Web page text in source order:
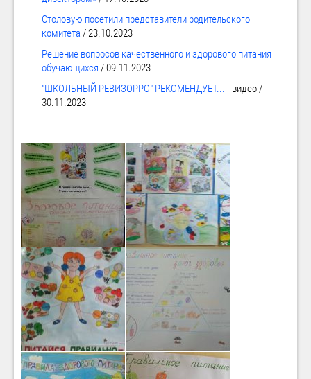
Столовую посетили представители родительского
комитета / 23.10.2023
Решение вопросов качественного и здорового питания
обучающихся / 09.11.2023
"ШКОЛЬНЫЙ РЕВИЗОРРО" РЕКОМЕНДУЕТ... - видео /
30.11.2023